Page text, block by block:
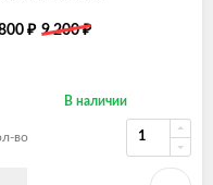
₽ 9 200₽
В наличии
во